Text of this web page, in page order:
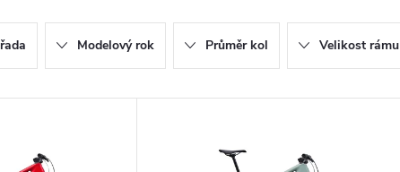
Modelový rok Průměr kol Velikost rámu